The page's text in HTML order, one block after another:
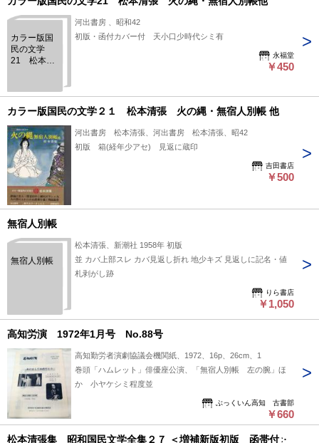
カラー版国
民の文学
21 松本清
別帳他
河出書房 、昭和42
初版・函付カバー付 天小口少時代シミ有
永福堂
￥450
カラー版国民の文学２１ 松本清張 火の縄・無宿人別帳 他
河出書房 松本清張、河出書房 松本清張、昭42
初版 箱(経年少アセ) 見返に蔵印
吉田書店
￥500
無宿人別帳
無宿人別帳
松本清張、新潮社 1958年 初版
並 カバ上部スレ カバ見返し折れ 地少キズ 見返しに記名・値
札剥がし跡
りら書店
￥1,050
高知労演 1972年1月号 No.88号
高知勤労者演劇協議会機関紙、1972、16p、26cm、1
巻頭「ハムレット」俳優座公演、「無宿人別帳 左の腕」ほ
か 小ヤケシミ程度並
ぶっくいん高知 古書部
￥660
松本清張集 昭和国民文学全集２７ ＜増補新版初版 函帯付＞